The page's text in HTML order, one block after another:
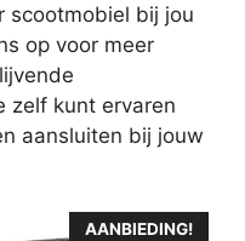
scootmobiel bij jou
op voor meer
zelf kunt ervaren
aansluiten bij jouw
AANBIEDING!